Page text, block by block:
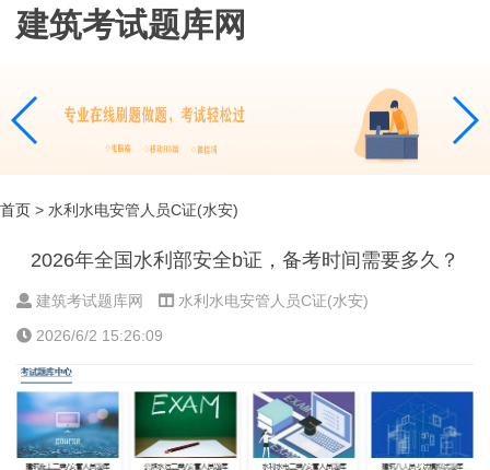
建筑考试题库网
首页 > 水利水电安管人员C证(水安)
2026年全国水利部安全b证，备考时间需要多久？
建筑考试题库网
水利水电安管人员C证(水安)
2026/6/2 15:26:09